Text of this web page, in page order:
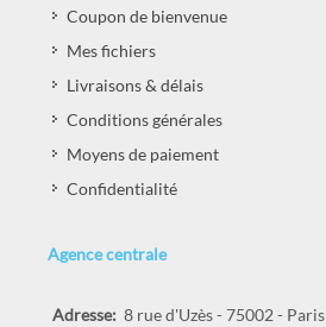
Coupon de bienvenue
Mes fichiers
Livraisons & délais
Conditions générales
Moyens de paiement
Confidentialité
Agence centrale
Adresse: 8 rue d'Uzès - 75002 - Paris